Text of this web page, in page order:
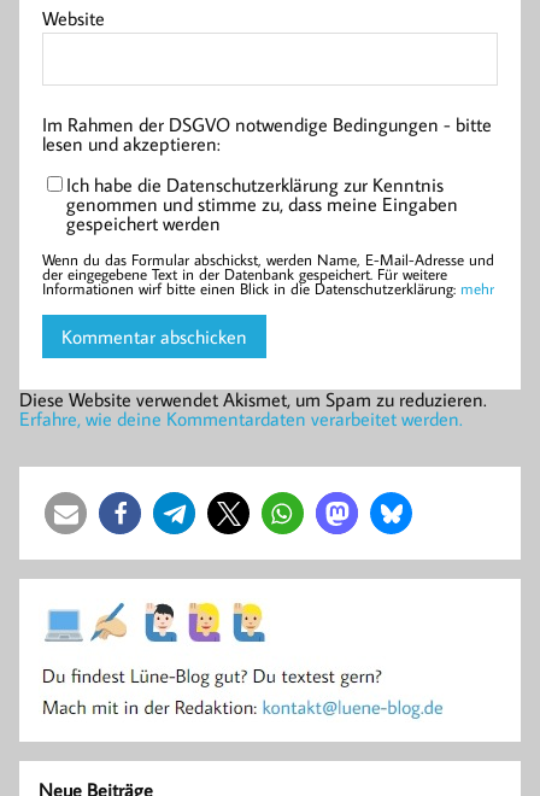
Website
Im Rahmen der DSGVO notwendige Bedingungen - bitte
lesen und akzeptieren:
Ich habe die Datenschutzerklärung zur Kenntnis
genommen und stimme zu, dass meine Eingaben
gespeichert werden
Wenn du das Formular abschickst, werden Name, E-Mail-Adresse und
der eingegebene Text in der Datenbank gespeichert. Für weitere
Informationen wirf bitte einen Blick in die Datenschutzerklärung: mehr
Diese Website verwendet Akismet, um Spam zu reduzieren.
Erfahre, wie deine Kommentardaten verarbeitet werden.
Neue Beiträge